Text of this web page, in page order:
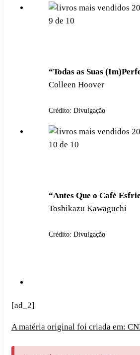
9 de 10
“Todas as Suas
Colleen Hoover
Crédito: Divulgação
10 de 10
“Antes Que o Café
Toshikazu Kawaguchi
Crédito: Divulgação
[ad_2]
A matéria original foi criada em: